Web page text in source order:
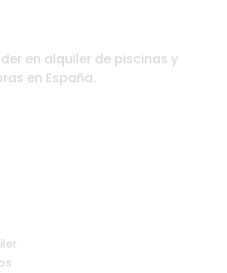
en alquiler de piscinas y
en España.